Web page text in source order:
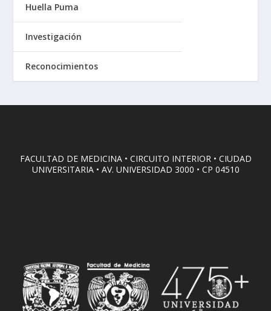
Huella Puma
Investigación
Reconocimientos
FACULTAD DE MEDICINA • CIRCUITO INTERIOR • CIUDAD
UNIVERSITARIA • AV. UNIVERSIDAD 3000 • CP 04510